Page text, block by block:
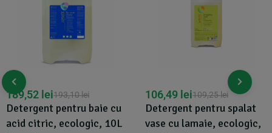
Detergent pentru baie cu
acid citric, ecologic, 10L
193,10lei
189,52 lei
Detergent pentru spalat
vase cu lamaie, ecologic,
109,25lei
106,49 lei